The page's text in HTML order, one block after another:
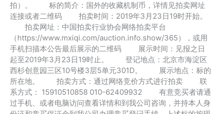
拍）。 标的简介：国外的收藏机制币，详情见拍卖网址
连接或者二维码 拍卖时间：2019年3月23日19时开始。
拍卖网址：中国拍卖行业协会网络拍卖平台
（https://www.mxiqi.com/auction.info.show/365），或用
手机扫描本公告最后展示的二维码 展示时间：见报之日
起至2019年3月23日19时止。 登记地点：北京市海淀区
西杉创意园三区10号楼3层5单元301D。 展示地点：标的
所在地。 拍卖方式：通过网络竞价方式进行拍卖 联
系方式： 15910510858 010-62409932 有意竞买者请通
过手机、或者电脑访问查看详情和到我公司咨询，并持本人身